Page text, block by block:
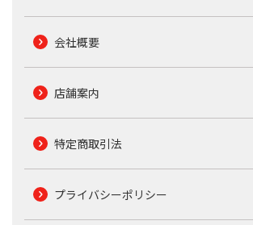
会社概要
店舗案内
特定商取引法
プライバシーポリシー